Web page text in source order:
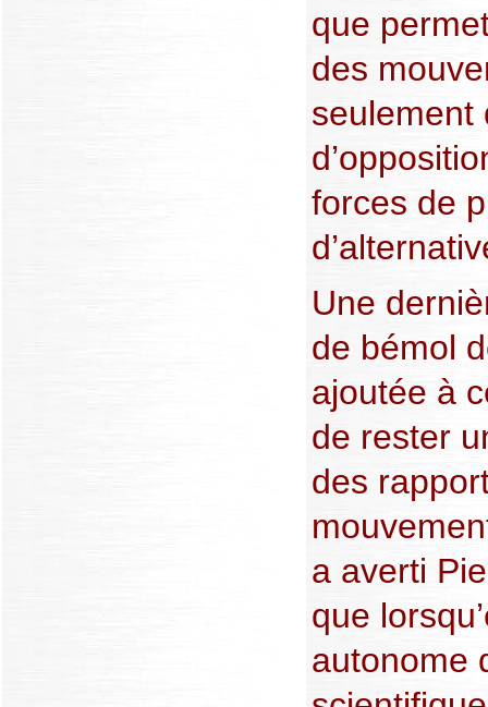
que
des
seulement
forces de
Une
de bémol
ajoutée à
de rester
des
a averti
que
autonome